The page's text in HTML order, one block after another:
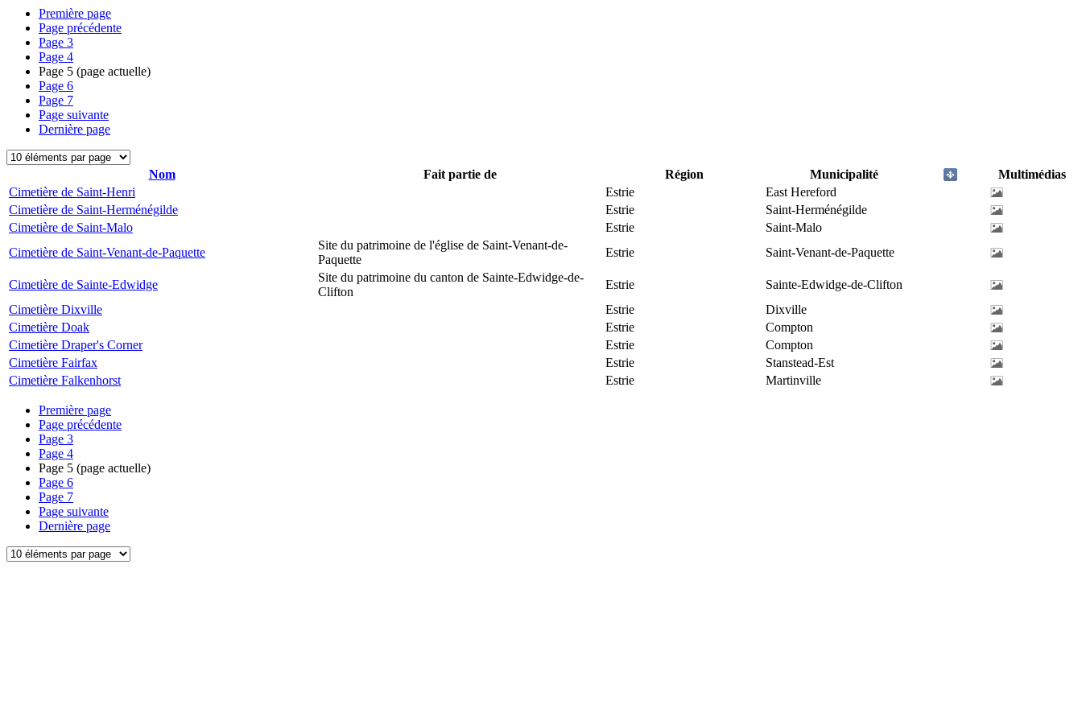
Première page
Page précédente
Page 3
Page 4
Page 5 (page actuelle)
Page 6
Page 7
Page suivante
Dernière page
Nom Fait partie de Région Municipalité
Multimédias
Cimetière de Saint-Henri
Estrie
East Hereford
Cimetière de Saint-Herménégilde
Estrie
Saint-Herménégilde
Cimetière de Saint-Malo
Estrie
Saint-Malo
Cimetière de Saint-Venant-de-Paquette
Site du patrimoine de l'église de Saint-Venant-de-
Paquette
Estrie Saint-Venant-de-Paquette
Cimetière de Sainte-Edwidge
Site du patrimoine du canton de Sainte-Edwidge-de-
Clifton
Estrie
Sainte-Edwidge-de-Clifton
Cimetière Dixville
Estrie
Dixville
Cimetière Doak
Estrie
Compton
Cimetière Draper's Corner
Estrie
Compton
Cimetière Fairfax
Estrie
Stanstead-Est
Cimetière Falkenhorst
Estrie Martinville
Première page
Page précédente
Page 3
Page 4
Page 5 (page actuelle)
Page 6
Page 7
Page suivante
Dernière page